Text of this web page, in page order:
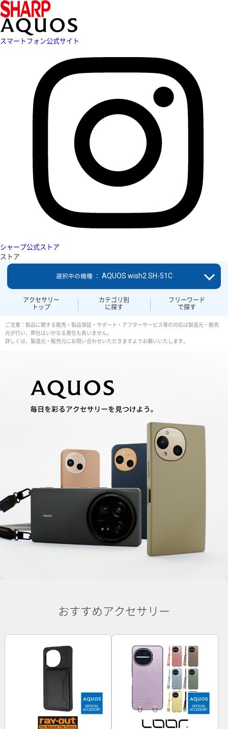
スマートフォン公式サイト
シャープ公式ストア
ストア
アクセサリー
トップ
カテゴリ別
に探す
フリーワード
で探す
選択中の機種 ： AQUOS wish2 SH-51C
ご注意：製品に関する販売・製品保証・サポート・アフターサービス等の対応は製造元・販売
元が行い、弊社はいかなる責任も負いません。
詳しくは、製造元・販売元にお問い合わせいただきますようお願いいたします。
おすすめアクセサリー